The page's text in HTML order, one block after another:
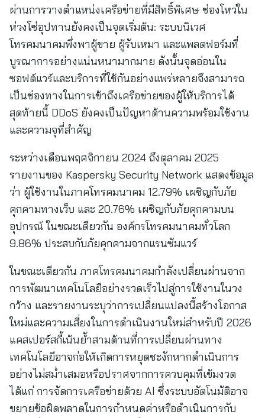
ผ่านการวางตำแหน่งเครือข่ายที่มีสิทธิ์พิเศษ ช่องโหว่ใน
ห่วงโซ่อุปทานยังคงเป็นจุดเริ่มต้น: ระบบนิเวศ
โทรคมนาคมพึ่งพาผู้ขาย ผู้รับเหมา และแพลตฟอร์มที่
บูรณาการอย่างแน่นหนามากมาย ดังนั้นจุดอ่อนใน
ซอฟต์แวร์และบริการที่ใช้กันอย่างแพร่หลายจึงสามารถ
เป็นช่องทางในการเข้าถึงเครือข่ายของผู้ให้บริการได้
สุดท้ายนี้ DDoS ยังคงเป็นปัญหาด้านความพร้อมใช้งาน
และความจุที่สำคัญ
ระหว่างเดือนพฤศจิกายน 2024 ถึงตุลาคม 2025
รายงานของ Kaspersky Security Network แสดงข้อมูล
ว่า ผู้ใช้งานในภาคโทรคมนาคม 12.79% เผชิญกับภัย
คุกคามทางเว็บ และ 20.76% เผชิญกับภัยคุกคามบน
อุปกรณ์ ในขณะเดียวกัน องค์กรโทรคมนาคมทั่วโลก
9.86% ประสบกับภัยคุกคามจากแรนซัมแวร์
ในขณะเดียวกัน ภาคโทรคมนาคมกำลังเปลี่ยนผ่านจาก
การพัฒนาเทคโนโลยีอย่างรวดเร็วไปสู่การใช้งานในวง
กว้าง และรายงานระบุว่าการเปลี่ยนแปลงนี้สร้างโอกาส
ใหม่และความเสี่ยงในการดำเนินงานใหม่สำหรับปี 2026
แคสเปอร์สกี้เน้นย้ำสามด้านที่การเปลี่ยนผ่านทาง
เทคโนโลยีอาจก่อให้เกิดการหยุดชะงักหากดำเนินการ
อย่างไม่สม่ำเสมอหรือปราศจากการควบคุมที่เข้มงวด
ได้แก่ การจัดการเครือข่ายด้วย AI ซึ่งระบบอัตโนมัติอาจ
ขยายข้อผิดพลาดในการกำหนดค่าหรือดำเนินการกับ